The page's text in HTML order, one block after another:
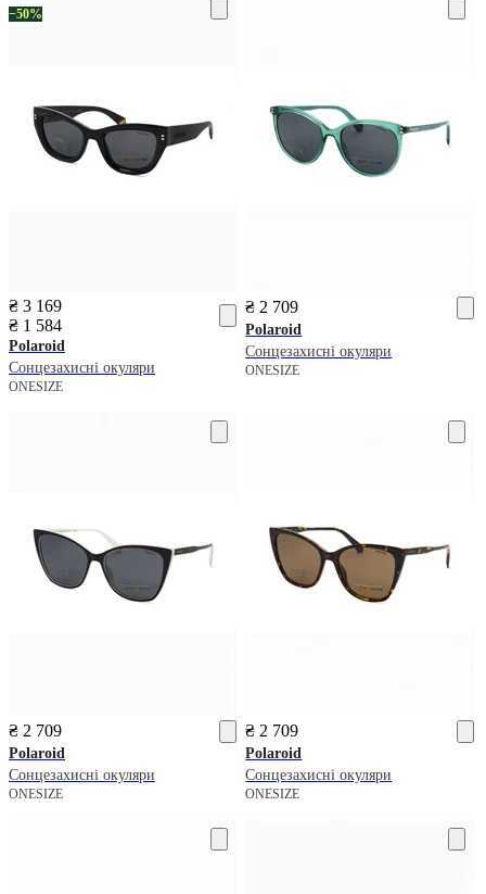
−50%
₴ 3 169
₴ 1 584
Polaroid
Сонцезахисні окуляри
ONESIZE
₴ 2 709
Polaroid
Сонцезахисні окуляри
ONESIZE
₴ 2 709
Polaroid
Сонцезахисні окуляри
ONESIZE
₴ 2 709
Polaroid
Сонцезахисні окуляри
ONESIZE